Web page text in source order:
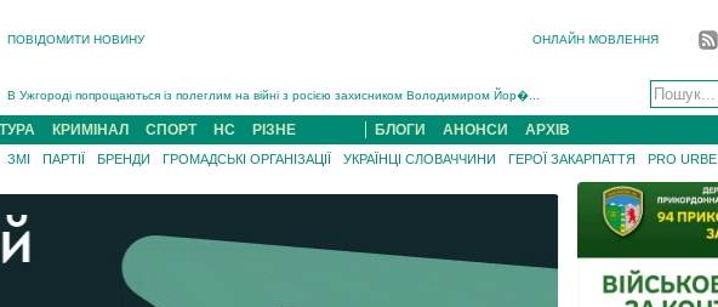
ПОВІДОМИТИ НОВИНУ ОНЛАЙН МОВЛЕННЯ
В Ужгороді попрощаються із полеглим на війні з росією захисником Володимиром Йор�...
В Ужгороді 5 серпня попрощаються із захисником Богданом Югасом, який два роки �...
Підтвердили загибель захисника із Нанкова на Хустщині Юліана Гербея (ФОТО)[/gree...
На війні з рф поліг військовий з Виноградова Ігнат Роздяловський (ФОТО)...
На Хустщині внаслідок ДТП за участі трьох авто постраждали 13 людей (ФОТО)...
Інструктора районного ТЦК на Закарпатті судитимуть за обвинувачен...
КРИМІНАЛ СПОРТ НС РІЗНЕ БЛОГИ АНОНСИ АРХІВ
ЗМІ ПАРТІЇ БРЕНДИ ГРОМАДСЬКІ ОРГАНІЗАЦІЇ УКРАЇНЦІ СЛОВАЧЧИНИ ГЕРОЇ ЗАКАРПАТТЯ PRO URBE